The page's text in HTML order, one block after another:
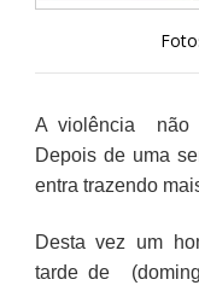
A violência não
Depois de uma
entra trazendo
Desta vez um
tarde de